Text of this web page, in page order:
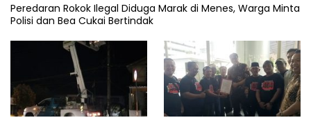
Peredaran Rokok Ilegal Diduga Marak di Menes, Warga Minta
Polisi dan Bea Cukai Bertindak